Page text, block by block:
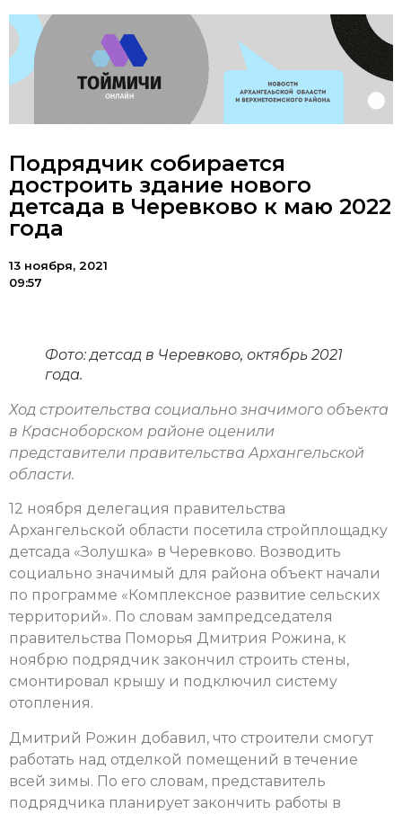
Подрядчик собирается
достроить здание нового
детсада в Черевково к маю 2022
года
13 ноября, 2021
09:57
Фото: детсад в Черевково, октябрь 2021
года.
Ход строительства социально значимого объекта
в Красноборском районе оценили
представители правительства Архангельской
области.
12 ноября делегация правительства
Архангельской области посетила стройплощадку
детсада «Золушка» в Черевково. Возводить
социально значимый для района объект начали
по программе «Комплексное развитие сельских
территорий». По словам зампредседателя
правительства Поморья Дмитрия Рожина, к
ноябрю подрядчик закончил строить стены,
смонтировал крышу и подключил систему
отопления.
Дмитрий Рожин добавил, что строители смогут
работать над отделкой помещений в течение
всей зимы. По его словам, представитель
подрядчика планирует закончить работы в